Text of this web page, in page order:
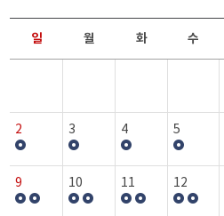
일 월 화 수
2 3 4 5
9 10 11 12